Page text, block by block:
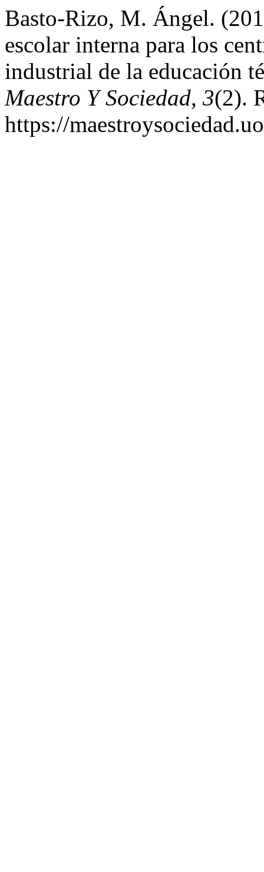
Basto-Rizo, M. Ángel.
escolar interna para los
industrial de la educación
Maestro Y Sociedad, 3(2).
https://